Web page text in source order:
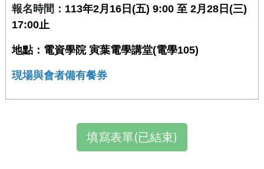
報名時間： 113年2月16日(五) 9:00 至 2月28日(三)
17:00止
地點：電資學院 寅葉電學講堂(電學105)
現場與會者備有餐券
填寫表單(已結束)